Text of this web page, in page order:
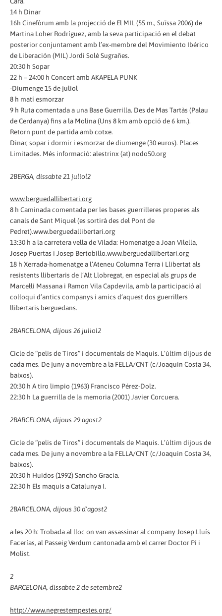
14 h Dinar
16h Cinefòrum amb la projecció de El MIL (55 m., Suïssa 2006) de
Martina Loher Rodríguez, amb la seva participació en el debat
posterior conjuntament amb l’ex-membre del Movimiento Ibérico
de Liberación (MIL) Jordi Solé Sugrañes.
20:30 h Sopar
22 h – 24:00 h Concert amb AKAPELA PUNK
-Diumenge 15 de juliol
8 h matí esmorzar
9 h Ruta comentada a una Base Guerrilla. Des de Mas Tartàs (Palau
de Cerdanya) fins a la Molina (Uns 8 km amb opció de 6 km.).
Retorn punt de partida amb cotxe.
Dinar, sopar i dormir i esmorzar de diumenge (30 euros). Places
Limitades. Més informació: alestrinx (at) nodo50.org
2BERGA, dissabte 21 juliol2
www.berguedallibertari.org
8 h Caminada comentada per les bases guerrilleres properes als
canals de Sant Miquel (es sortirà des del Pont de
Pedret).www.berguedallibertari.org
13:30 h a la carretera vella de Vilada: Homenatge a Joan Vilella,
Josep Puertas i Josep Bertobillo.www.berguedallibertari.org
18 h Xerrada-homenatge a l’Ateneu Columna Terra i Llibertat als
resistents llibertaris de l’Alt Llobregat, en especial als grups de
Marcel·lí Massana i Ramon Vila Capdevila, amb la participació al
col·loqui d’antics companys i amics d’aquest dos guerrillers
llibertaris berguedans.
2BARCELONA, dijous 26 juliol2
Cicle de “pelis de Tiros” i documentals de Maquis. L’últim dijous de
cada mes. De juny a novembre a la FELLA/CNT (c/Joaquin Costa 34,
baixos).
20:30 h A tiro limpio (1963) Francisco Pérez-Dolz.
22:30 h La guerrilla de la memoria (2001) Javier Corcuera.
2BARCELONA, dijous 29 agost2
Cicle de “pelis de Tiros” i documentals de Maquis. L’últim dijous de
cada mes. De juny a novembre a la FELLA/CNT (c/Joaquin Costa 34,
baixos).
20:30 h Huidos (1992) Sancho Gracia.
22:30 h Els maquis a Catalunya I.
2BARCELONA, dijous 30 d’agost2
a les 20 h: Trobada al lloc on van assassinar al company Josep Lluís
Facerías, al Passeig Verdum cantonada amb el carrer Doctor Pí i
Molist.
2
BARCELONA, dissabte 2 de setembre2
http://www.negrestempestes.org/